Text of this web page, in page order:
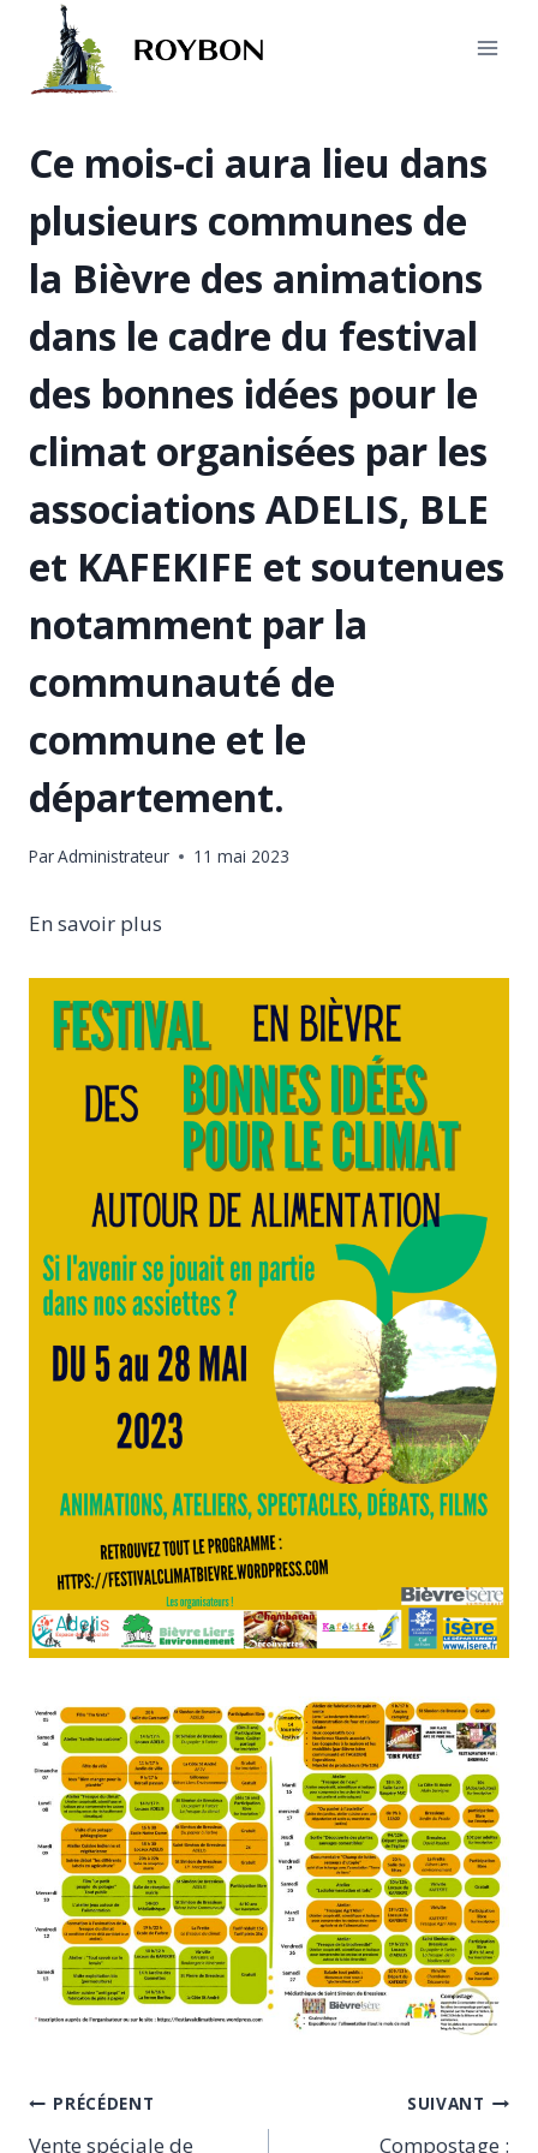
contenu
Ce mois-ci aura lieu dans
plusieurs communes de
la Bièvre des animations
dans le cadre du festival
des bonnes idées pour le
climat organisées par les
associations ADELIS, BLE
et KAFEKIFE et soutenues
notamment par la
communauté de
commune et le
département.
ParAdministrateur 11 mai 2023
En savoir plus
Navigation
PRÉCÉDENT
Vente spéciale de
SUIVANT
Compostage :